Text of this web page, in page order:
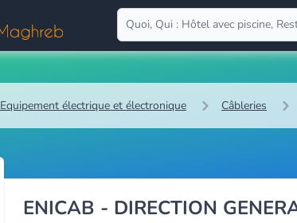
Equipement électrique et électronique Câbleries
ENICAB - DIRECTION